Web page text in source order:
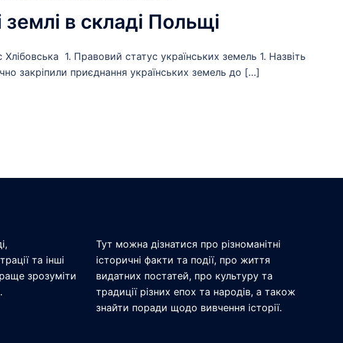
землі в складі Польщі
1. Правовий статус українських земель 1. Назвіть
закріпили приєднання українських земель до […]
та інші
зрозуміти
Тут можна дізнатися про різноманітні
історичні факти та події, про життя
видатних постатей, про культуру та
традиції різних епох та народів, а також
знайти поради щодо вивчення історії.